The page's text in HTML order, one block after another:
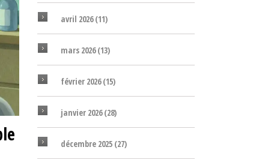
avril 2026(11)
mars 2026(13)
février 2026(15)
janvier 2026(28)
décembre 2025 (27)